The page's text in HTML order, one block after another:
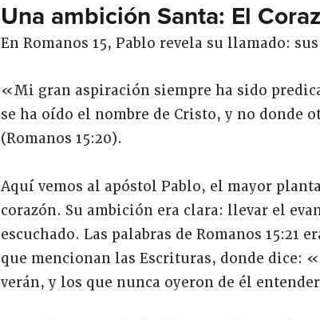
Una ambición Santa: El
En Romanos 15, Pablo revela su llamado:
«Mi gran aspiración siempre ha sido
se ha oído el nombre de Cristo, y no donde
(Romanos 15:20).
Aquí vemos al apóstol Pablo, el mayor
corazón. Su ambición era clara: llevar el
escuchado. Las palabras de Romanos 15:21
que mencionan las Escrituras, donde dice:
verán, y los que nunca oyeron de él